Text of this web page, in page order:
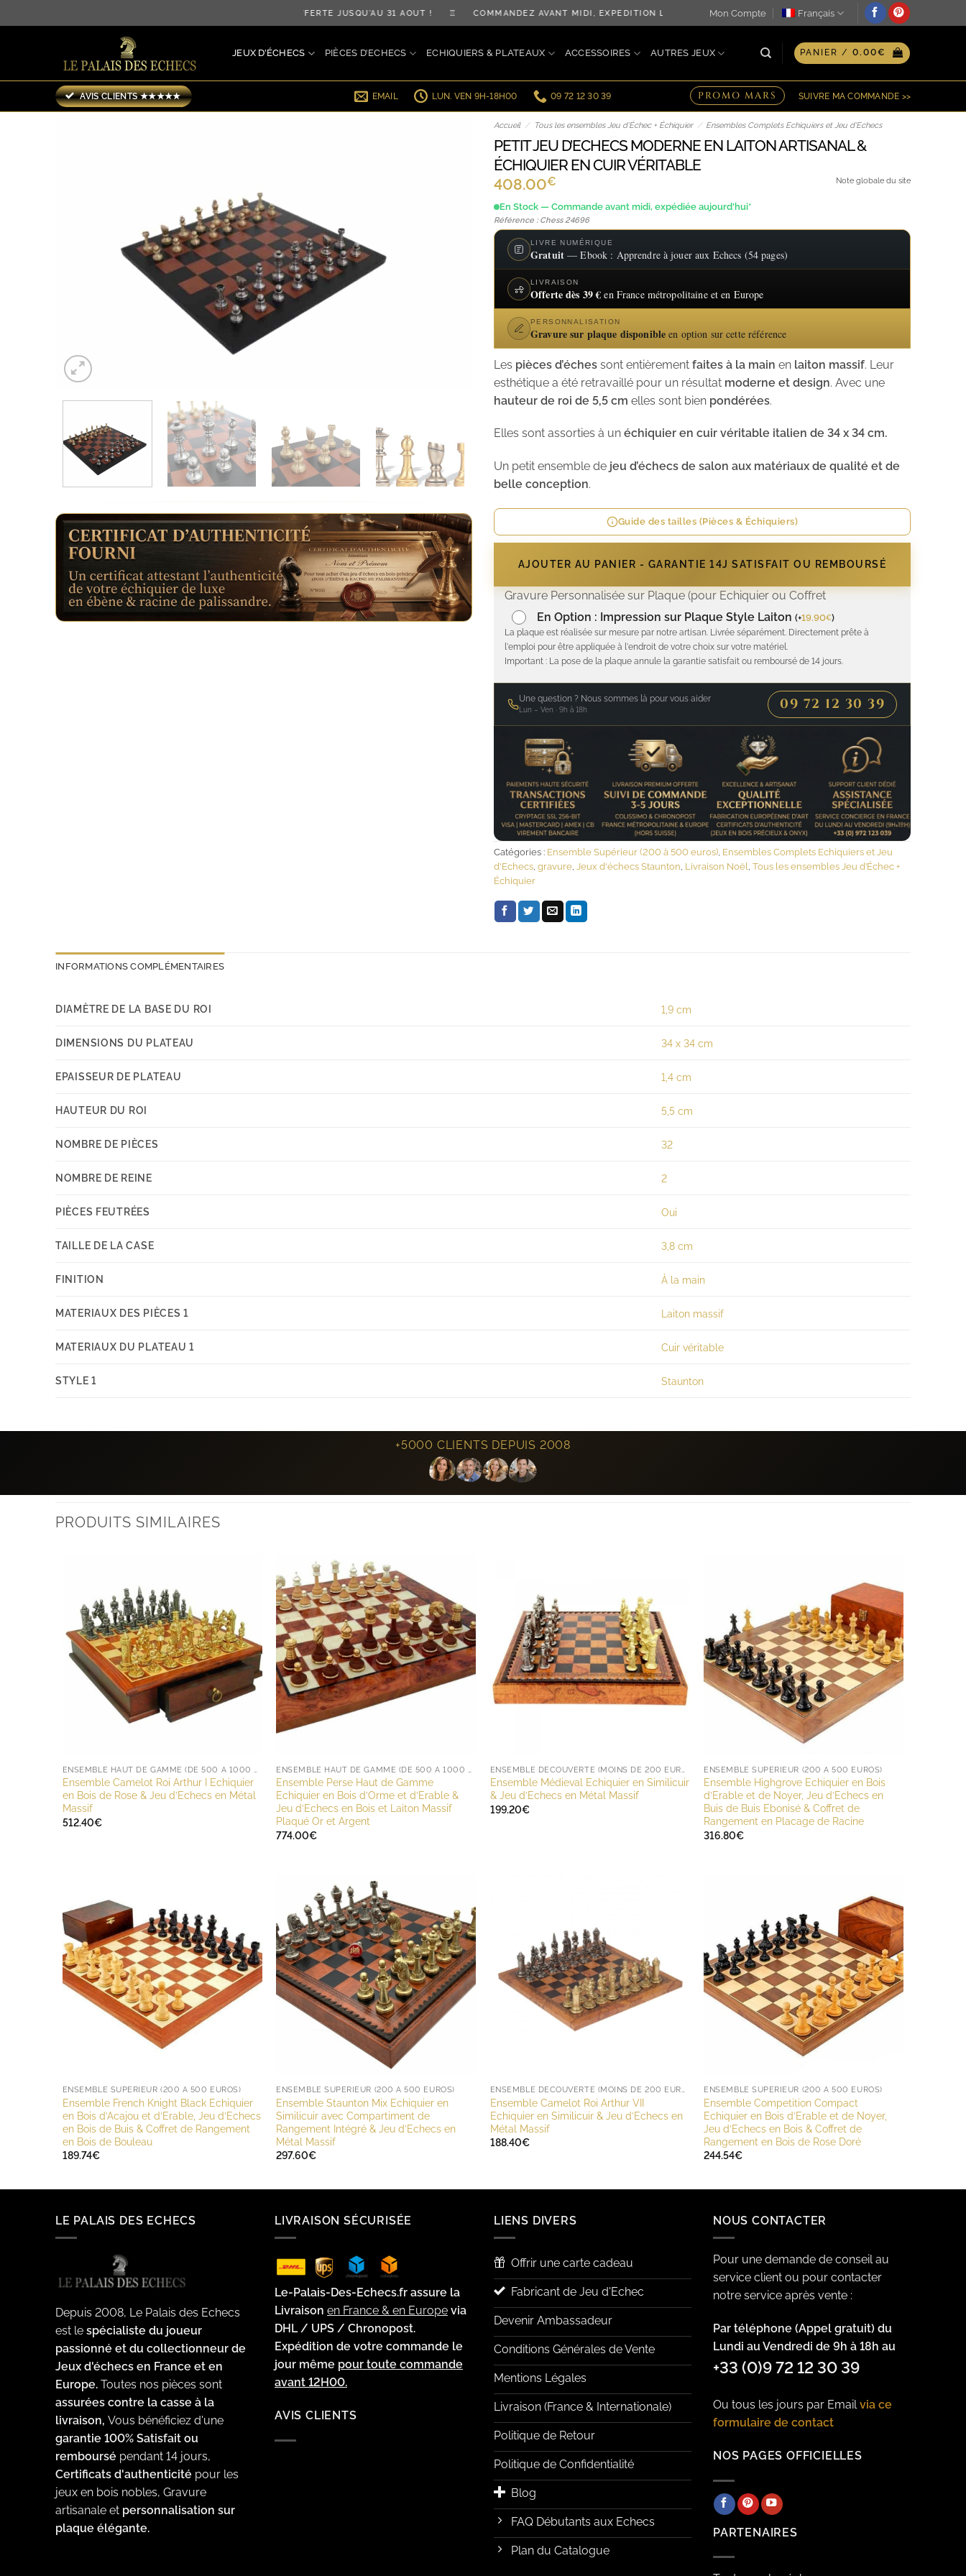
au
LIVRAISON OFFERTE JUSQU'AU 31 AOÛT ! ♖ COMMANDEZ AVANT MIDI, EXPÉDITION LE JOUR MÊME ♖ OPTION GRAVURE PERSONNALISÉE
Mon Compte Français
JEUX D’ÉCHECS PIÈCES D’ECHECS ECHIQUIERS & PLATEAUX ACCESSOIRES AUTRES JEUX PANIER / 0.00€
AVIS CLIENTS ★★★★★ EMAIL LUN. VEN 9H-18H00 09 72 12 30 39 PROMO MARS SUIVRE MA COMMANDE >>
Accueil / Tous les ensembles Jeu d’Échec + Échiquier / Ensembles Complets Echiquiers et Jeu d'Echecs
PETIT JEU D’ECHECS MODERNE EN LAITON ARTISANAL &
ÉCHIQUIER EN CUIR VÉRITABLE
408.00€
En Stock — Commande avant midi, expédiée aujourd'hui*
Référence : Chess 24696
Note globale du site
LIVRE NUMÉRIQUE
Gratuit— Ebook : Apprendre à jouer aux Echecs (54 pages)
LIVRAISON
Offerte dès 39 € en France métropolitaine et en Europe
PERSONNALISATION
Gravure sur plaque disponible en option sur cette référence
Les pièces d’éches sont entièrement faites à la main en laiton massif. Leur
esthétique a été retravaillé pour un résultat moderne et design. Avec une
hauteur de roi de 5,5 cm elles sont bien pondérées.
Elles sont assorties à un échiquier en cuir véritable italien de 34 x 34 cm.
Un petit ensemble de jeu d’échecs de salon aux matériaux de qualité et de
belle conception.
Guide des tailles (Pièces & Échiquiers)
AJOUTER AU PANIER - GARANTIE 14J SATISFAIT OU REMBOURSÉ
Gravure Personnalisée sur Plaque (pour Echiquier ou Coffret
En Option : Impression sur Plaque Style Laiton (+19.90€)
La plaque est réalisée sur mesure par notre artisan. Livrée séparément. Directement prête à
l'emploi pour être appliquée à l'endroit de votre choix sur votre matériel.
Important : La pose de la plaque annule la garantie satisfait ou remboursé de 14 jours.
Une question ? Nous sommes là pour vous aider
Lun – Ven · 9h à 18h 09 72 12 30 39
Catégories : Ensemble Supérieur (200 à 500 euros) Ensembles Complets Echiquiers et Jeu
d'Echecs gravure Jeux d'échecs Staunton Livraison Noël Tous les ensembles Jeu d’Échec +
Échiquier
INFORMATIONS COMPLÉMENTAIRES
DIAMÈTRE DE LA BASE DU ROI 1,9 cm
DIMENSIONS DU PLATEAU 34 x 34 cm
EPAISSEUR DE PLATEAU 1,4 cm
HAUTEUR DU ROI 5,5 cm
NOMBRE DE PIÈCES 32
NOMBRE DE REINE 2
PIÈCES FEUTRÉES Oui
TAILLE DE LA CASE 3,8 cm
FINITION À la main
MATERIAUX DES PIÈCES 1 Laiton massif
MATERIAUX DU PLATEAU 1 Cuir véritable
STYLE 1 Staunton
+5000 CLIENTS DEPUIS 2008
PRODUITS SIMILAIRES
Ensemble Camelot Roi Arthur I Echiquier
en Bois de Rose & Jeu d’Echecs en Métal
Massif
512.40€
Ensemble Perse Haut de Gamme
Echiquier en Bois d’Orme et d’Erable &
Jeu d’Echecs en Bois et Laiton Massif
Plaqué Or et Argent
774.00€
Ensemble Médieval Echiquier en Similicuir
& Jeu d’Echecs en Métal Massif
199.20€
ENSEMBLE SUPÉRIEUR (200 À 500 EUROS)
Ensemble Highgrove Echiquier en Bois
d’Erable et de Noyer, Jeu d’Echecs en
Buis de Buis Ebonisé & Coffret de
Rangement en Placage de Racine
316.80€
ENSEMBLE SUPÉRIEUR (200 À 500 EUROS)
Ensemble French Knight Black Echiquier
en Bois d’Acajou et d’Erable, Jeu d’Echecs
en Bois de Buis & Coffret de Rangement
en Bois de Bouleau
189.74€
ENSEMBLE SUPÉRIEUR (200 À 500 EUROS)
Ensemble Staunton Mix Echiquier en
Similicuir avec Compartiment de
Rangement Intégré & Jeu d’Echecs en
Métal Massif
297.60€
ENSEMBLE DÉCOUVERTE (MOINS DE 200 EUROS)
Ensemble Camelot Roi Arthur VII
Echiquier en Similicuir & Jeu d’Echecs en
Métal Massif
188.40€
ENSEMBLE SUPÉRIEUR (200 À 500 EUROS)
Ensemble Competition Compact
Echiquier en Bois d’Erable et de Noyer,
Jeu d’Echecs en Bois & Coffret de
Rangement en Bois de Rose Doré
244.54€
LE PALAIS DES ECHECS
Depuis 2008, Le Palais des Echecs
est le spécialiste du joueur
passionné et du collectionneur de
Jeux d'échecs en France et en
Europe. Toutes nos pièces sont
assurées contre la casse à la
livraison, Vous bénéficiez d'une
garantie 100% Satisfait ou
remboursé pendant 14 jours,
Certificats d'authenticité pour les
jeux en bois nobles, Gravure
artisanale et personnalisation sur
plaque élégante.
LIVRAISON SÉCURISÉE
Le-Palais-Des-Echecs.fr assure la
Livraison en France & en Europe via
DHL / UPS / Chronopost.
Expédition de votre commande le
jour même pour toute commande
avant 12H00.
AVIS CLIENTS
LIENS DIVERS
Offrir une carte cadeau
Fabricant de Jeu d'Echec
Devenir Ambassadeur
Conditions Générales de Vente
Mentions Légales
Livraison (France & Internationale)
Politique de Retour
Politique de Confidentialité
Blog
FAQ Débutants aux Echecs
Plan du Catalogue
NOUS CONTACTER
Pour une demande de conseil au
service client ou pour contacter
notre service après vente :
Par téléphone (Appel gratuit) du
Lundi au Vendredi de 9h à 18h au
+33 (0)9 72 12 30 39
Ou tous les jours par Emailvia ce
formulaire de contact
NOS PAGES OFFICIELLES
PARTENAIRES